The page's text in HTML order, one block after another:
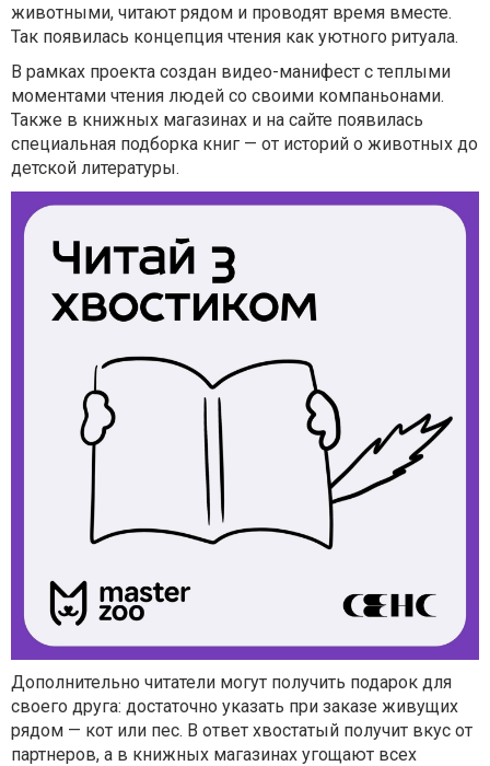
животными, читают рядом и проводят время вместе.
Так появилась концепция чтения как уютного ритуала.
В рамках проекта создан видео-манифест с теплыми
моментами чтения людей со своими компаньонами.
Также в книжных магазинах и на сайте появилась
специальная подборка книг — от историй о животных до
детской литературы.
Дополнительно читатели могут получить подарок для
своего друга: достаточно указать при заказе живущих
рядом — кот или пес. В ответ хвостатый получит вкус от
партнеров, а в книжных магазинах угощают всех